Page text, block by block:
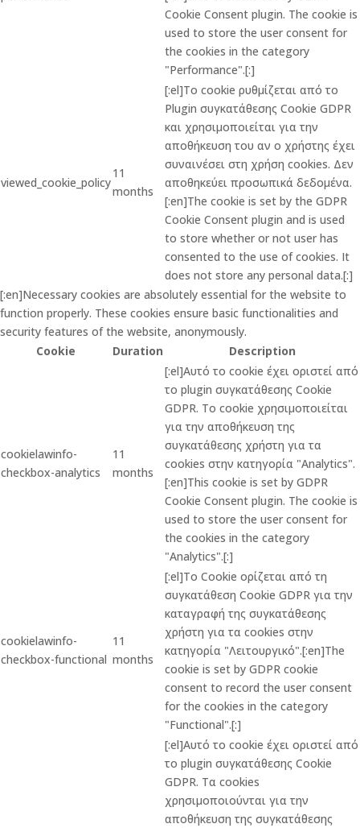
Cookie Consent plugin. The cookie is
used to store the user consent for
the cookies in the category
"Performance".[:]
viewed_cookie_policy
11
months
[:el]Το cookie ρυθμίζεται από το
Plugin συγκατάθεσης Cookie GDPR
και χρησιμοποιείται για την
αποθήκευση του αν ο χρήστης έχει
συναινέσει στη χρήση cookies. Δεν
αποθηκεύει προσωπικά δεδομένα.
[:en]The cookie is set by the GDPR
Cookie Consent plugin and is used
to store whether or not user has
consented to the use of cookies. It
does not store any personal data.[:]
[:en]Necessary cookies are absolutely essential for the website to
function properly. These cookies ensure basic functionalities and
security features of the website, anonymously.
Cookie
Duration Description
cookielawinfo-
checkbox-analytics
11
months
[:el]Αυτό το cookie έχει οριστεί από
το plugin συγκατάθεσης Cookie
GDPR. Το cookie χρησιμοποιείται
για την αποθήκευση της
συγκατάθεσης χρήστη για τα
cookies στην κατηγορία "Analytics".
[:en]This cookie is set by GDPR
Cookie Consent plugin. The cookie is
used to store the user consent for
the cookies in the category
"Analytics".[:]
cookielawinfo-
checkbox-functional
11
months
[:el]Το Cookie ορίζεται από τη
συγκατάθεση Cookie GDPR για την
καταγραφή της συγκατάθεσης
χρήστη για τα cookies στην
κατηγορία "Λειτουργικό".[:en]The
cookie is set by GDPR cookie
consent to record the user consent
for the cookies in the category
"Functional".[:]
[:el]Αυτό το cookie έχει οριστεί από
το plugin συγκατάθεσης Cookie
GDPR. Τα cookies
χρησιμοποιούνται για την
αποθήκευση της συγκατάθεσης